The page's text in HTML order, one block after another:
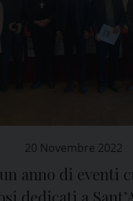
20 Novembre 2022
anno di eventi
dedicati a